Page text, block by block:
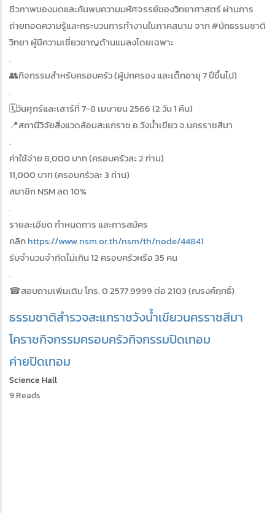
ชีวภาพของมดและค้นพบความมหัศจรรย์ของวิทยาศาสตร์ ผ่านการ
ถ่ายทอดความรู้และกระบวนการทำงานในภาคสนาม จาก #นักธรรมชาติ
วิทยา ผู้มีความเชี่ยวชาญด้านแมลงโดยเฉพาะ
.
👥กิจกรรมสำหรับครอบครัว (ผู้ปกครอง และเด็กอายุ 7 ปีขึ้นไป)
.
🗓วันศุกร์และเสาร์ที่ 7-8 เมษายน 2566 (2 วัน 1 คืน)
📍สถานีวิจัยสิ่งแวดล้อมสะแกราช อ.วังน้ำเขียว จ.นครราชสีมา
.
ค่าใช้จ่าย 8,000 บาท (ครอบครัวละ 2 ท่าน)
11,000 บาท (ครอบครัวละ 3 ท่าน)
สมาชิก NSM ลด 10%
.
รายละเอียด กำหนดการ และการสมัคร
คลิกhttps://www.nsm.or.th/nsm/th/node/44841
รับจำนวนจำกัดไม่เกิน 12 ครอบครัวหรือ 35 คน
.
☎สอบถามเพิ่มเติม โทร. 0 2577 9999 ต่อ 2103 (ณรงค์ฤทธิ์)
ธรรมชาติสำรวจสะแกราชวังน้ำเขียวนครราชสีมา
โคราชกิจกรรมครอบครัวกิจกรรมปิดเทอม
ค่ายปิดเทอม
Science Hall
9 Reads